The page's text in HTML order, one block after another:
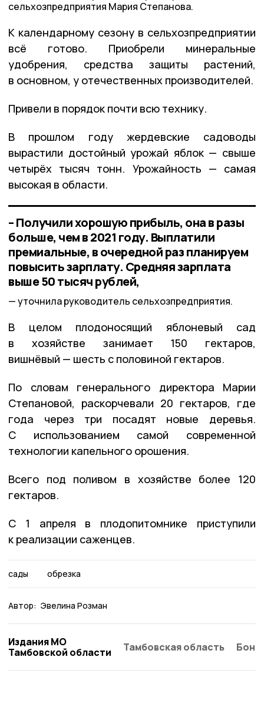
сельхозпредприятия Мария Степанова.
К календарному сезону в сельхозпредприятии
всё готово. Приобрели минеральные
удобрения, средства защиты растений,
в основном, у отечественных производителей.
Привели в порядок почти всю технику.
В прошлом году жердевские садоводы
вырастили достойный урожай яблок — свыше
четырёх тысяч тонн. Урожайность — самая
высокая в области.
– Получили хорошую прибыль, она в разы
больше, чем в 2021 году. Выплатили
премиальные, в очередной раз планируем
повысить зарплату. Средняя зарплата
выше 50 тысяч рублей,
уточнила руководитель сельхозпредприятия.
В целом плодоносящий яблоневый сад
в хозяйстве занимает 150 гектаров,
вишнёвый — шесть с половиной гектаров.
По словам генерального директора Марии
Степановой, раскорчевали 20 гектаров, где
года через три посадят новые деревья.
С использованием самой современной
технологии капельного орошения.
Всего под поливом в хозяйстве более 120
гектаров.
С 1 апреля в плодопитомнике приступили
к реализации саженцев.
сады обрезка
Автор: Эвелина Розман
Издания МО
Тамбовской области
Тамбовская область